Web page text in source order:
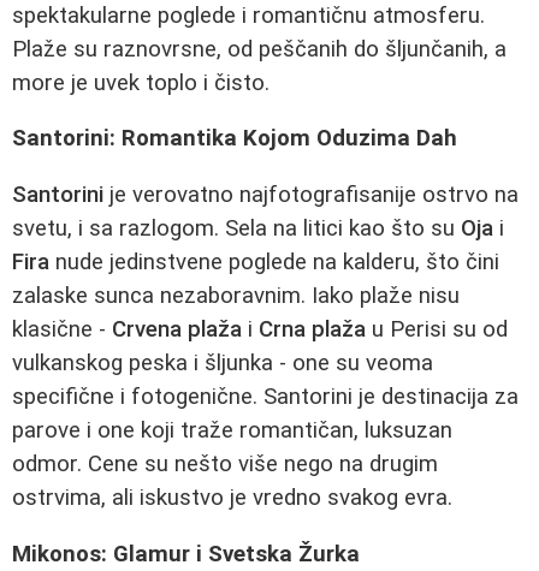
spektakularne poglede i romantičnu atmosferu.
Plaže su raznovrsne, od peščanih do šljunčanih, a
more je uvek toplo i čisto.
Santorini: Romantika Kojom Oduzima Dah
Santorini je verovatno najfotografisanije ostrvo na
svetu, i sa razlogom. Sela na litici kao što su Oja i
Fira nude jedinstvene poglede na kalderu, što čini
zalaske sunca nezaboravnim. Iako plaže nisu
klasične - Crvena plaža i Crna plaža u Perisi su od
vulkanskog peska i šljunka - one su veoma
specifične i fotogenične. Santorini je destinacija za
parove i one koji traže romantičan, luksuzan
odmor. Cene su nešto više nego na drugim
ostrvima, ali iskustvo je vredno svakog evra.
Mikonos: Glamur i Svetska Žurka